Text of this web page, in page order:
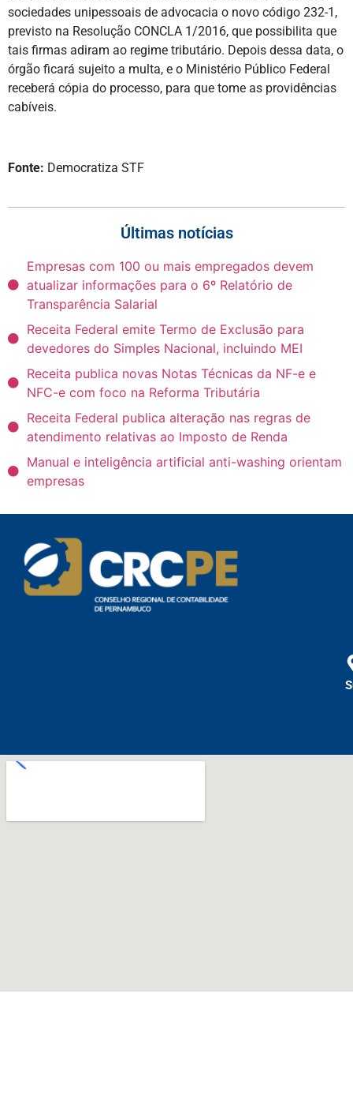
sociedades unipessoais de advocacia o novo código 232-1,
previsto na Resolução CONCLA 1/2016, que possibilita que
tais firmas adiram ao regime tributário. Depois dessa data, o
órgão ficará sujeito a multa, e o Ministério Público Federal
receberá cópia do processo, para que tome as providências
cabíveis.
Fonte: Democratiza STF
Últimas notícias
Empresas com 100 ou mais empregados devem
atualizar informações para o 6º Relatório de
Transparência Salarial
Receita Federal emite Termo de Exclusão para
devedores do Simples Nacional, incluindo MEI
Receita publica novas Notas Técnicas da NF-e e
NFC-e com foco na Reforma Tributária
Receita Federal publica alteração nas regras de
atendimento relativas ao Imposto de Renda
Manual e inteligência artificial anti-washing orientam
empresas